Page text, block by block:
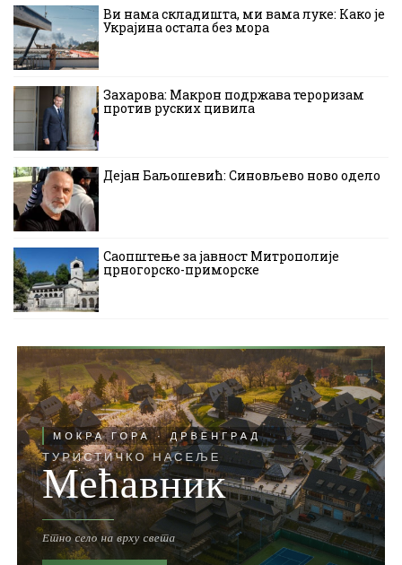
Ви нама складишта, ми вама луке: Како је
Украјина остала без мора
Захарова: Макрон подржава тероризам
против руских цивила
Дејан Баљошевић: Синовљево ново одело
Саопштење за јавност Митрополије
црногорско-приморске